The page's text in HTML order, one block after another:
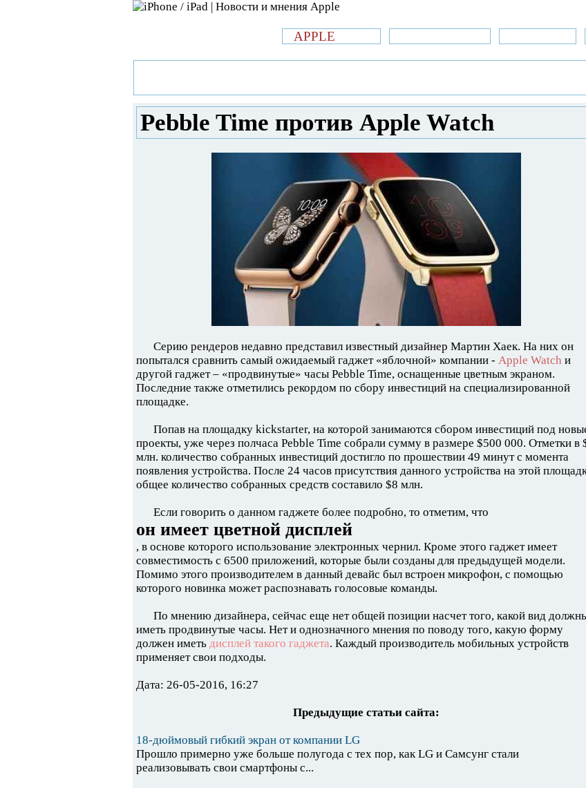
APPLE
Pebble Time против Apple Watch
Серию рендеров недавно представил известный дизайнер Мартин Хаек. На них он
попытался сравнить самый ожидаемый гаджет «яблочной» компании - Apple Watch и
другой гаджет – «продвинутые» часы Pebble Time, оснащенные цветным экраном.
Последние также отметились рекордом по сбору инвестиций на специализированной
площадке.
Попав на площадку kickstarter, на которой занимаются сбором инвестиций под
проекты, уже через полчаса Pebble Time собрали сумму в размере $500 000. Отметки в
млн. количество собранных инвестиций достигло по прошествии 49 минут с момента
появления устройства. После 24 часов присутствия данного устройства на этой
общее количество собранных средств составило $8 млн.
Если говорить о данном гаджете более подробно, то отметим, что
он имеет цветной дисплей
, в основе которого использование электронных чернил. Кроме этого гаджет имеет
совместимость с 6500 приложений, которые были созданы для предыдущей модели.
Помимо этого производителем в данный девайс был встроен микрофон, с помощью
которого новинка может распознавать голосовые команды.
По мнению дизайнера, сейчас еще нет общей позиции насчет того, какой вид
иметь продвинутые часы. Нет и однозначного мнения по поводу того, какую форму
должен иметь дисплей такого гаджета. Каждый производитель мобильных устройств
применяет свои подходы.
Дата: 26-05-2016, 16:27
Предыдущие статьи сайта:
18-дюймовый гибкий экран от компании LG
Прошло примерно уже больше полугода с тех пор, как LG и Самсунг стали
реализовывать свои смартфоны с...